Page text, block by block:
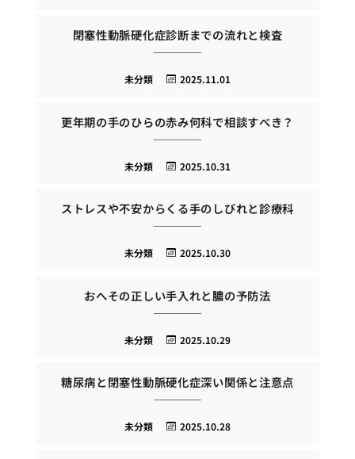
閉塞性動脈硬化症診断までの流れと検査
2025.11.01
未分類
更年期の手のひらの赤み何科で相談すべき？
2025.10.31
未分類
ストレスや不安からくる手のしびれと診療科
2025.10.30
未分類
おへその正しい手入れと膿の予防法
2025.10.29
未分類
糖尿病と閉塞性動脈硬化症深い関係と注意点
2025.10.28
未分類